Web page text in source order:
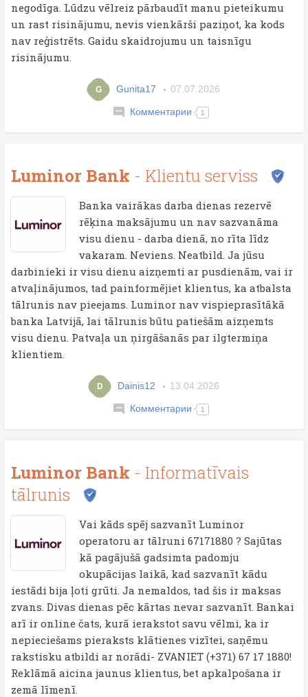
negodīga. Lūdzu vēlreiz pārbaudīt manu pieteikumu
un rast risinājumu, nevis vienkārši paziņot, ka kods
nav reģistrēts. Gaidu skaidrojumu un taisnīgu
risinājumu.
G Gunita17 07.07.2026
Комментарии 1
Luminor Bank - Klientu serviss
Banka vairākas darba dienas rezervē
rēķina maksājumu un nav sazvanāma
visu dienu - darba dienā, no rīta līdz
vakaram. Neviens. Neatbild. Ja jūsu
darbinieki ir visu dienu aizņemti ar pusdienām, vai ir
atvaļinājumos, tad painformējiet klientus, ka atbalsta
tālrunis nav pieejams. Luminor nav vispieprasītākā
banka Latvijā, lai tālrunis būtu patiešām aizņemts
visu dienu. Patvaļa un ņirgāšanās par ilgtermiņa
klientiem.
D Dainis12 13.04.2026
Комментарии 1
Luminor Bank - Informatīvais
tālrunis
Vai kāds spēj sazvanīt Luminor
operatoru ar tālruni 67171880 ? Sajūtas
kā pagājušā gadsimta padomju
okupācijas laikā, kad sazvanīt kādu
iestādi bija ļoti grūti. Ja nemaldos, tad šis ir maksas
zvans. Divas dienas pēc kārtas nevar sazvanīt. Bankai
arī ir online čats, kurā ierakstot savu vēlmi, ka ir
nepieciešams pieraksts klātienes vizītei, saņēmu
rakstisku atbildi ar norādi- ZVANIET (+371) 67 17 1880!
Reklāmā aicina jaunus klientus, bet apkalpošana ir
zemā līmenī.